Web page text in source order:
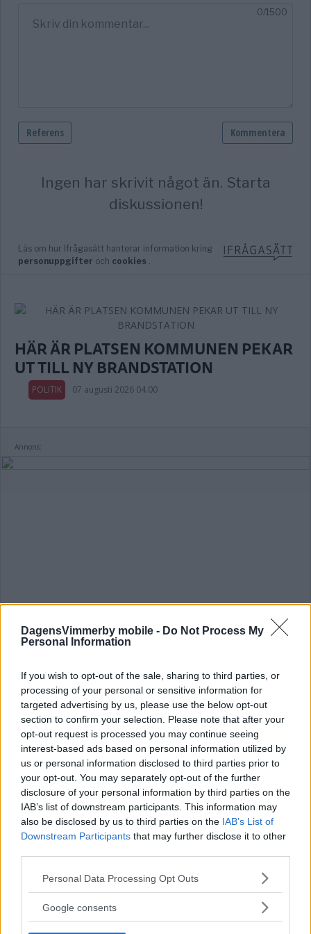
DagensVimmerby mobile - Do Not Process My
Personal Information
If you wish to opt-out of the sale, sharing to third parties, or
processing of your personal or sensitive information for
targeted advertising by us, please use the below opt-out
section to confirm your selection. Please note that after your
opt-out request is processed you may continue seeing
interest-based ads based on personal information utilized by
us or personal information disclosed to third parties prior to
your opt-out. You may separately opt-out of the further
disclosure of your personal information by third parties on the
IAB’s list of downstream participants. This information may
also be disclosed by us to third parties on the IAB’s List of
Downstream Participants that may further disclose it to other
Please note that this website/app uses one or more Google
not limited to your visit or usage behaviour. You may click to
Personal Data Processing Opt Outs
Google consents
HÄR ÄR PLATSEN KOMMUNEN PEKAR
UT TILL NY BRANDSTATION
POLITIK 07 augusti 2026 04.00
Annons:
Hampus och Theo vill skapa en EPA-
slinga i Vimmerby: "Lär inte bli
odebatterat"
POLITIK 03 augusti 2026 15.20